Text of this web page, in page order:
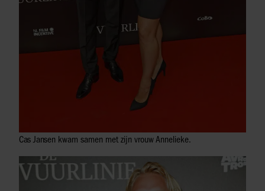
Cas Jansen kwam samen met zijn vrouw Annelieke.